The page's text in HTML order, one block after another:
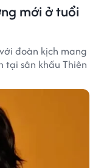
mới ở tuổi
đoàn kịch mang
tại sân khấu Thiên